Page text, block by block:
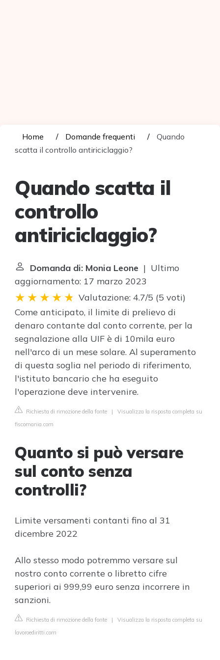
Home Domande frequenti
Quando
scatta il controllo antiriciclaggio?
Quando scatta il
controllo
antiriciclaggio?
Domanda di: Monia Leone | Ultimo
aggiornamento: 17 marzo 2023
Valutazione: 4.7/5 (5 voti)
Come anticipato, il limite di prelievo di
denaro contante dal conto corrente, per la
segnalazione alla UIF è di 10mila euro
nell'arco di un mese solare. Al superamento
di questa soglia nel periodo di riferimento,
l'istituto bancario che ha eseguito
l'operazione deve intervenire.
Richiesta di rimozione della fonte | Visualizza la risposta completa su
fiscomania.com
Quanto si può versare
sul conto senza
controlli?
Limite versamenti contanti fino al 31
dicembre 2022
Allo stesso modo potremmo versare sul
nostro conto corrente o libretto cifre
superiori ai 999,99 euro senza incorrere in
sanzioni.
Richiesta di rimozione della fonte | Visualizza la risposta completa su
lavoroediritti.com